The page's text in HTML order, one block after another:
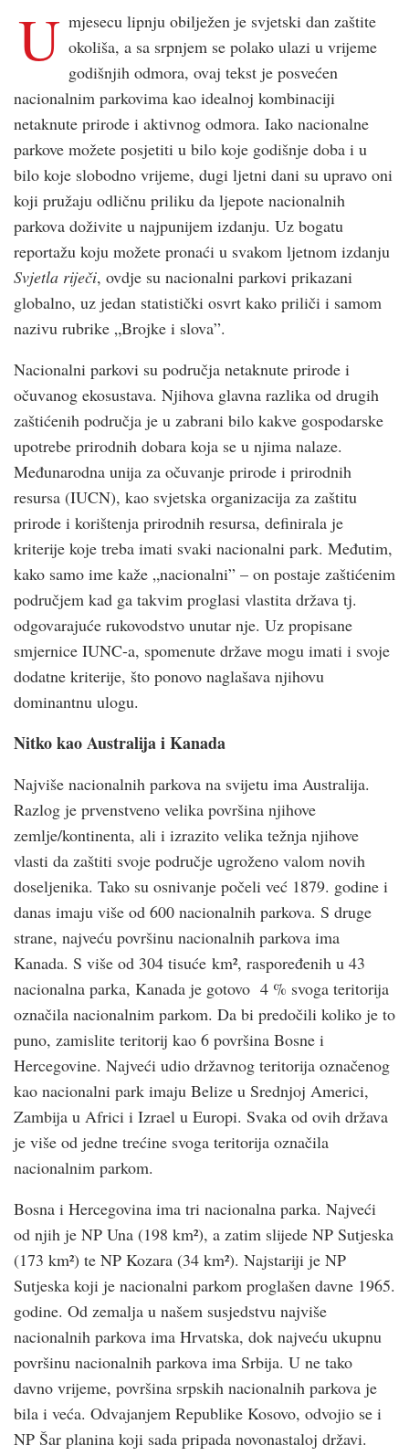
U mjesecu lipnju obilježen je svjetski dan zaštite
okoliša, a sa srpnjem se polako ulazi u vrijeme
godišnjih odmora, ovaj tekst je posvećen
nacionalnim parkovima kao idealnoj kombinaciji
netaknute prirode i aktivnog odmora. Iako nacionalne
parkove možete posjetiti u bilo koje godišnje doba i u
bilo koje slobodno vrijeme, dugi ljetni dani su upravo oni
koji pružaju odličnu priliku da ljepote nacionalnih
parkova doživite u najpunijem izdanju. Uz bogatu
reportažu koju možete pronaći u svakom ljetnom izdanju
Svjetla riječi, ovdje su nacionalni parkovi prikazani
globalno, uz jedan statistički osvrt kako priliči i samom
nazivu rubrike „Brojke i slova”.
Nacionalni parkovi su područja netaknute prirode i
očuvanog ekosustava. Njihova glavna razlika od drugih
zaštićenih područja je u zabrani bilo kakve gospodarske
upotrebe prirodnih dobara koja se u njima nalaze.
Međunarodna unija za očuvanje prirode i prirodnih
resursa (IUCN), kao svjetska organizacija za zaštitu
prirode i korištenja prirodnih resursa, definirala je
kriterije koje treba imati svaki nacionalni park. Međutim,
kako samo ime kaže „nacionalni” – on postaje zaštićenim
područjem kad ga takvim proglasi vlastita država tj.
odgovarajuće rukovodstvo unutar nje. Uz propisane
smjernice IUNC-a, spomenute države mogu imati i svoje
dodatne kriterije, što ponovo naglašava njihovu
dominantnu ulogu.
Nitko kao Australija i Kanada
Najviše nacionalnih parkova na svijetu ima Australija.
Razlog je prvenstveno velika površina njihove
zemlje/kontinenta, ali i izrazito velika težnja njihove
vlasti da zaštiti svoje područje ugroženo valom novih
doseljenika. Tako su osnivanje počeli već 1879. godine i
danas imaju više od 600 nacionalnih parkova. S druge
strane, najveću površinu nacionalnih parkova ima
Kanada. S više od 304 tisuće km², raspoređenih u 43
nacionalna parka, Kanada je gotovo 4 % svoga teritorija
označila nacionalnim parkom. Da bi predočili koliko je to
puno, zamislite teritorij kao 6 površina Bosne i
Hercegovine. Najveći udio državnog teritorija označenog
kao nacionalni park imaju Belize u Srednjoj Americi,
Zambija u Africi i Izrael u Europi. Svaka od ovih država
je više od jedne trećine svoga teritorija označila
nacionalnim parkom.
Bosna i Hercegovina ima tri nacionalna parka. Najveći
od njih je NP Una (198 km²), a zatim slijede NP Sutjeska
(173 km²) te NP Kozara (34 km²). Najstariji je NP
Sutjeska koji je nacionalni parkom proglašen davne 1965.
godine. Od zemalja u našem susjedstvu najviše
nacionalnih parkova ima Hrvatska, dok najveću ukupnu
površinu nacionalnih parkova ima Srbija. U ne tako
davno vrijeme, površina srpskih nacionalnih parkova je
bila i veća. Odvajanjem Republike Kosovo, odvojio se i
NP Šar planina koji sada pripada novonastaloj državi.